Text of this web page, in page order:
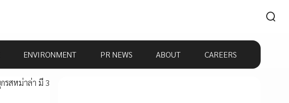
ENVIRONMENT PR NEWS ABOUT CAREERS